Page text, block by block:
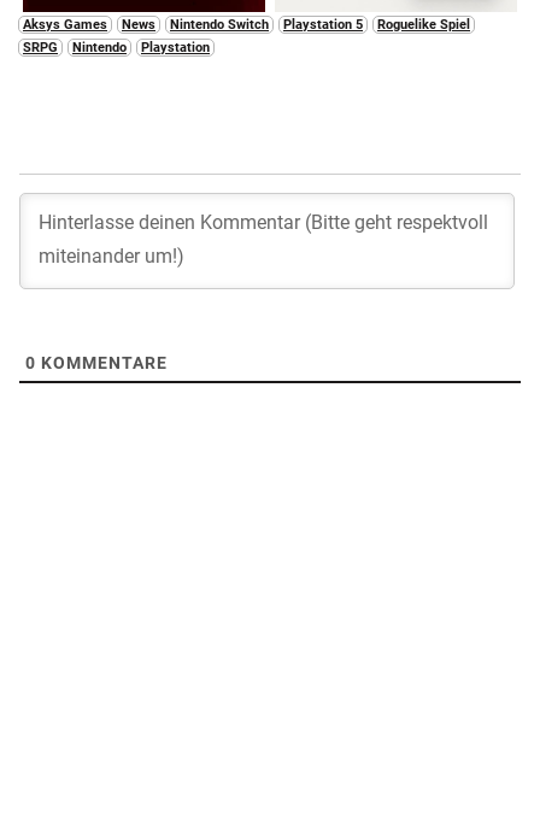
Aksys Games News Nintendo Switch Playstation 5
Roguelike Spiel
SRPG
Nintendo Playstation
0 KOMMENTARE